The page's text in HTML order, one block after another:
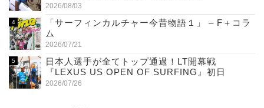
2026/08/03
「サーフィンカルチャー今昔物語１」 – F＋コラ
ム
2026/07/21
日本人選手が全てトップ通過！LT開幕戦
『LEXUS US OPEN OF SURFING』初日
2026/07/26